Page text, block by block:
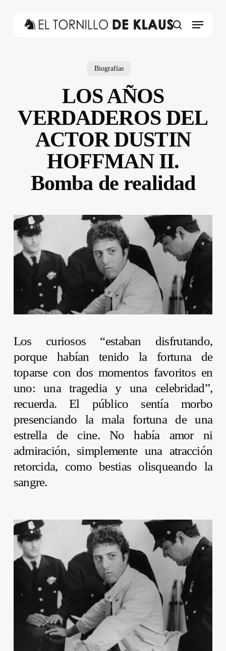
Menu
Biografías
LOS AÑOS
VERDADEROS DEL
ACTOR DUSTIN
HOFFMAN II.
Bomba de realidad
Los curiosos “estaban disfrutando,
porque habían tenido la fortuna de
toparse con dos momentos favoritos en
uno: una tragedia y una celebridad”,
recuerda. El público sentía morbo
presenciando la mala fortuna de una
estrella de cine. No había amor ni
admiración, simplemente una atracción
retorcida, como bestias olisqueando la
sangre.